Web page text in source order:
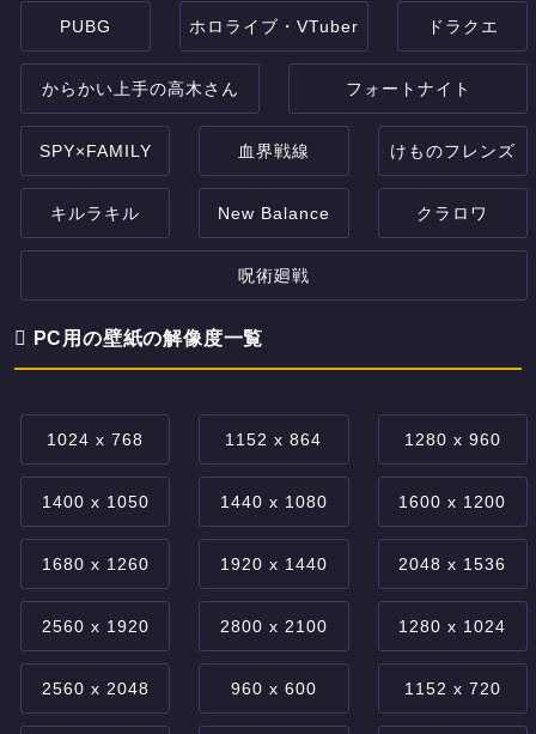
PUBG ホロライブ・VTuber ドラクエ
からかい上手の高木さん フォートナイト
SPY×FAMILY 血界戦線 けものフレンズ
キルラキル New Balance クラロワ
呪術廻戦
PC用の壁紙の解像度一覧
1024 x 768 1152 x 864 1280 x 960
1400 x 1050 1440 x 1080 1600 x 1200
1680 x 1260 1920 x 1440 2048 x 1536
2560 x 1920 2800 x 2100 1280 x 1024
2560 x 2048 960 x 600 1152 x 720